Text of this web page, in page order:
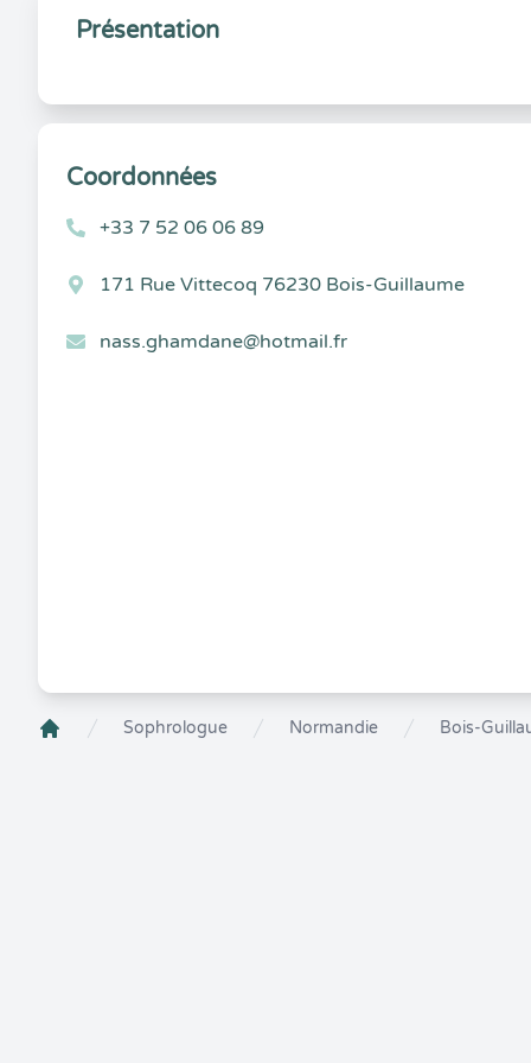
Présentation
Coordonnées
+33 7 52 06 06 89
171 Rue Vittecoq 76230 Bois-Guillaume
nass.ghamdane@hotmail.fr
Sophrologue Normandie Bois-